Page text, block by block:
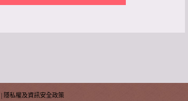
隱私權及資訊安全政策